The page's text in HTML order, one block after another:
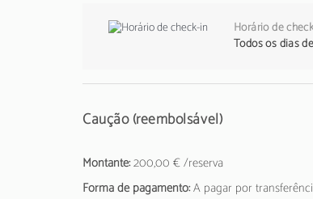
Horário de
Todos os dias
Caução (reembolsável)
Montante:200,00 € /reserva
Forma de pagamento:A pagar por